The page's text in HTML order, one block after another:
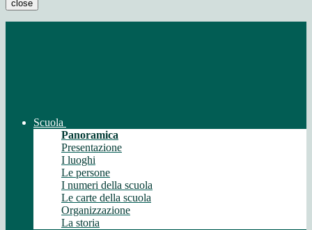
close
Scuola
Panoramica
Presentazione
I luoghi
Le persone
I numeri della scuola
Le carte della scuola
Organizzazione
La storia